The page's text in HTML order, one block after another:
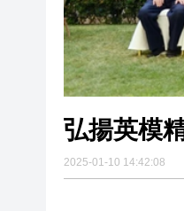
弘揚英模
2025-01-10 14:42:08